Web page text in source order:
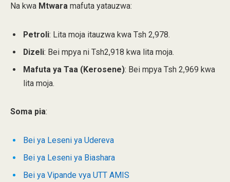
Na kwa Mtwara mafuta yatauzwa:
Petroli: Lita moja itauzwa kwa Tsh 2,978.
Dizeli: Bei mpya ni Tsh2,918 kwa lita moja.
Mafuta ya Taa (Kerosene): Bei mpya Tsh 2,969 kwa
lita moja.
Soma pia:
Bei ya Leseni ya Udereva
Bei ya Leseni ya Biashara
Bei ya Vipande vya UTT AMIS